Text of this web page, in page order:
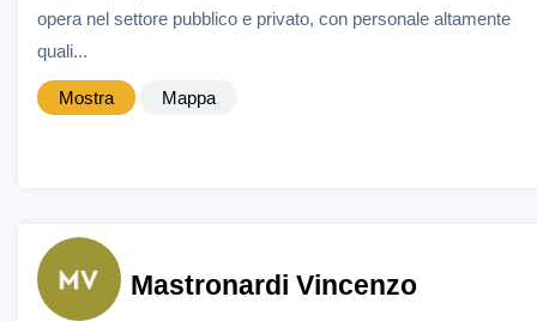
opera nel settore pubblico e privato, con personale altamente
quali...
Mostra Mappa
Mastronardi Vincenzo